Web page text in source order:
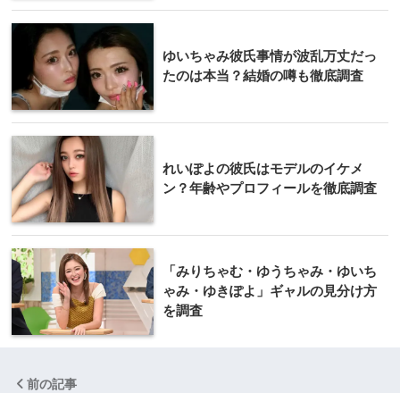
ゆいちゃみ彼氏事情が波乱万丈だっ
たのは本当？結婚の噂も徹底調査
れいぽよの彼氏はモデルのイケメ
ン？年齢やプロフィールを徹底調査
「みりちゃむ・ゆうちゃみ・ゆいち
ゃみ・ゆきぽよ」ギャルの見分け方
を調査
前の記事